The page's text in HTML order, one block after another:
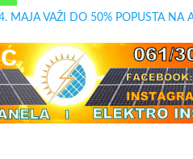
MAJA VAŽI DO 50% POPUSTA NA